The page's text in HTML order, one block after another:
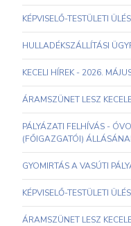
KÉPVISELŐ-TESTÜLETI
HULLADÉKSZÁLLÍTÁSI
KECELI HÍREK - 2026.
ÁRAMSZÜNET LESZ
PÁLYÁZATI FELHÍVÁS -
(FŐIGAZGATÓI)
GYOMIRTÁS A VASÚTI
KÉPVISELŐ-TESTÜLETI
ÁRAMSZÜNET LESZ